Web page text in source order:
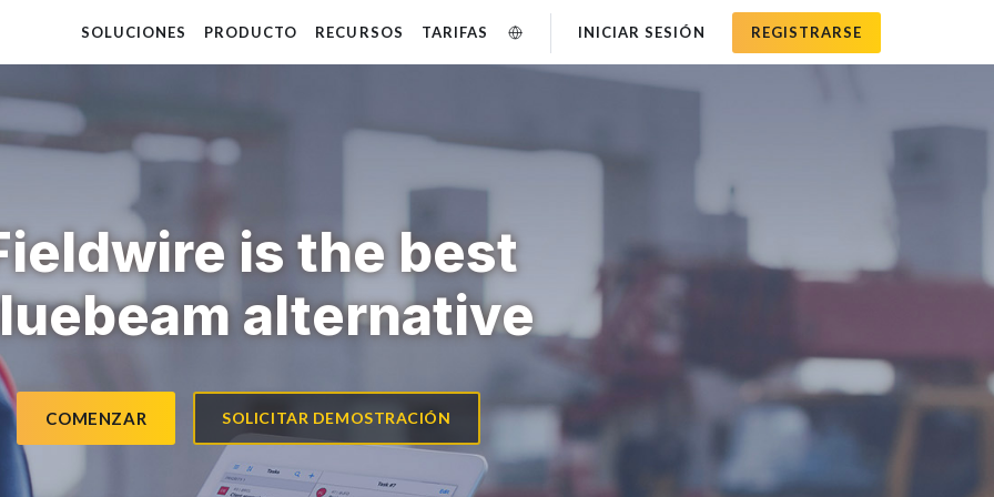
SOLUCIONES PRODUCTO RECURSOS TARIFAS INICIAR SESIÓN REGISTRARSE
is the best
alternative
COMENZAR SOLICITAR DEMOSTRACIÓN